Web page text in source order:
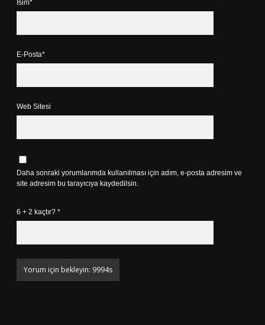
İsim*
E-Posta*
Web Sitesi
Daha sonraki yorumlarımda kullanılması için adım, e-posta adresim ve
site adresim bu tarayıcıya kaydedilsin.
6 + 2 kaçtır? *